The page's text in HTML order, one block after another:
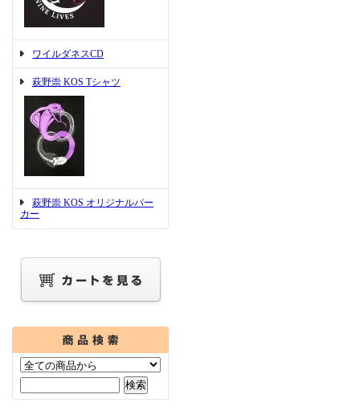
ワイルダネスCD
萩野崇 KOS Tシャツ
萩野崇 KOS オリジナルパー
カー